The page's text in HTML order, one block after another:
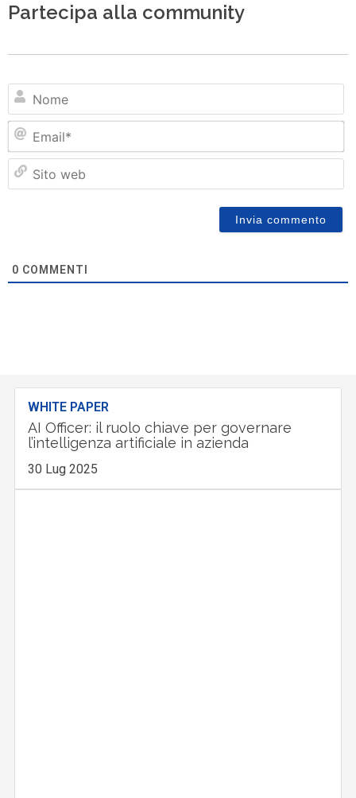
Partecipa alla community
0 COMMENTI
WHITE PAPER
AI Officer: il ruolo chiave per governare
l’intelligenza artificiale in azienda
30 Lug 2025